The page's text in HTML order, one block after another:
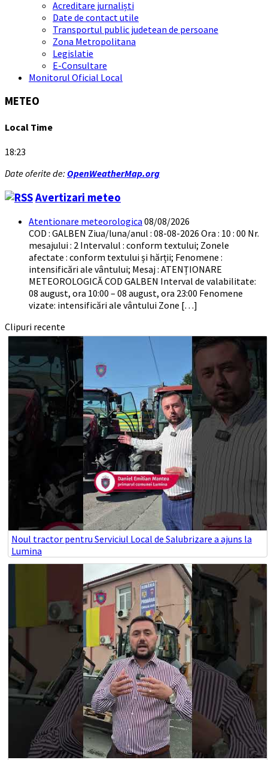
Acreditare jurnaliști
Date de contact utile
Transportul public judetean de persoane
Zona Metropolitana
Legislatie
E-Consultare
Monitorul Oficial Local
METEO
Local Time
18:23
Date oferite de: OpenWeatherMap.org
Avertizari meteo
Atentionare meteorologica 08/08/2026
COD : GALBEN Ziua/luna/anul : 08-08-2026 Ora : 10 : 00 Nr.
mesajului : 2 Intervalul : conform textului; Zonele
afectate : conform textului și hărții; Fenomene :
intensificări ale vântului; Mesaj : ATENȚIONARE
METEOROLOGICĂ COD GALBEN Interval de valabilitate:
08 august, ora 10:00 – 08 august, ora 23:00 Fenomene
vizate: intensificări ale vântului Zone […]
Clipuri recente
Noul tractor pentru Serviciul Local de Salubrizare a ajuns la
Lumina